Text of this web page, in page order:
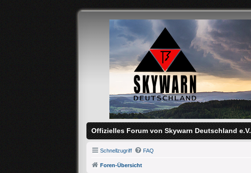
Offizielles Forum von Skywarn Deutschland e.V.
Schnellzugriff FAQ
Foren-Übersicht